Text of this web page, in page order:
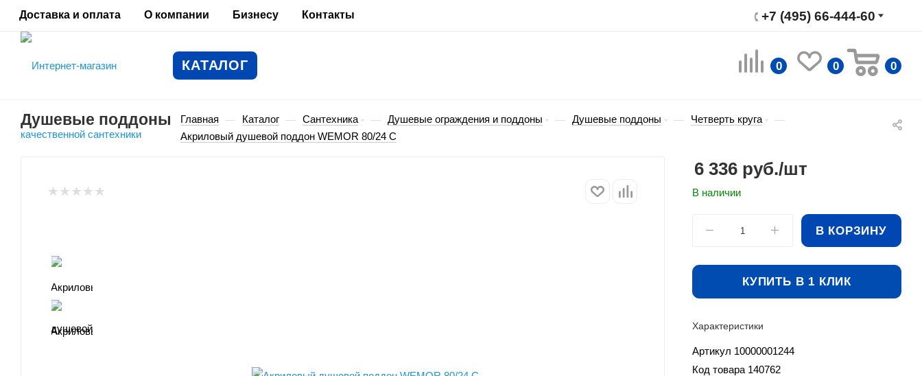
+7 (495) 66-444-60
Доставка и оплата О компании Бизнесу Контакты
КАТАЛОГ 0 0 0
Душевые поддоны Главная — Каталог — Сантехника — Душевые ограждения и поддоны — Душевые поддоны — Четверть круга
—
Акриловый душевой поддон WEMOR 80/24 C
6 336 руб./шт
В наличии
В КОРЗИНУ
КУПИТЬ В 1 КЛИК
Характеристики
Артикул 10000001244
Код товара 140762